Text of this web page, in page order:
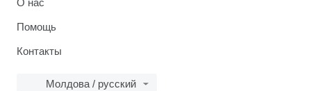
О нас
Помощь
Контакты
Молдова / русский